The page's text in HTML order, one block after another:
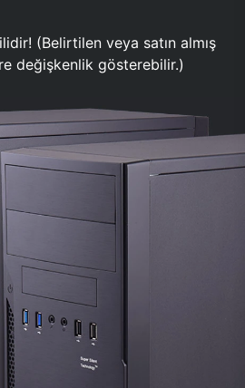
(Belirtilen veya satın almış
değişkenlik gösterebilir.)